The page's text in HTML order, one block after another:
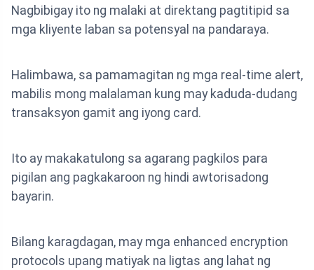
Nagbibigay ito ng malaki at direktang pagtitipid sa
mga kliyente laban sa potensyal na pandaraya.
Halimbawa, sa pamamagitan ng mga real-time alert,
mabilis mong malalaman kung may kaduda-dudang
transaksyon gamit ang iyong card.
Ito ay makakatulong sa agarang pagkilos para
pigilan ang pagkakaroon ng hindi awtorisadong
bayarin.
Bilang karagdagan, may mga enhanced encryption
protocols upang matiyak na ligtas ang lahat ng